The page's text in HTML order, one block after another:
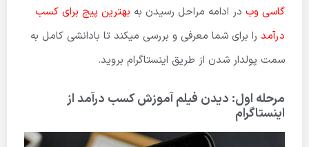
گاسی وب در ادامه مراحل رسیدن به بهترین پیج برای کسب
درآمد را برای شما معرفی و بررسی میکند تا بادانشی کامل به
سمت پولدار شدن از طریق اینستاگرام بروید.
مرحله اول: دیدن فیلم آموزش کسب درآمد از
اینستاگرام